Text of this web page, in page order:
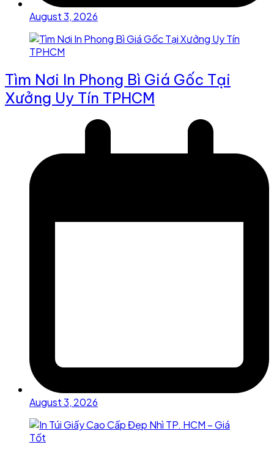
August 3, 2026
Tìm Nơi In Phong Bì Giá Gốc Tại
Xưởng Uy Tín TPHCM
August 3, 2026